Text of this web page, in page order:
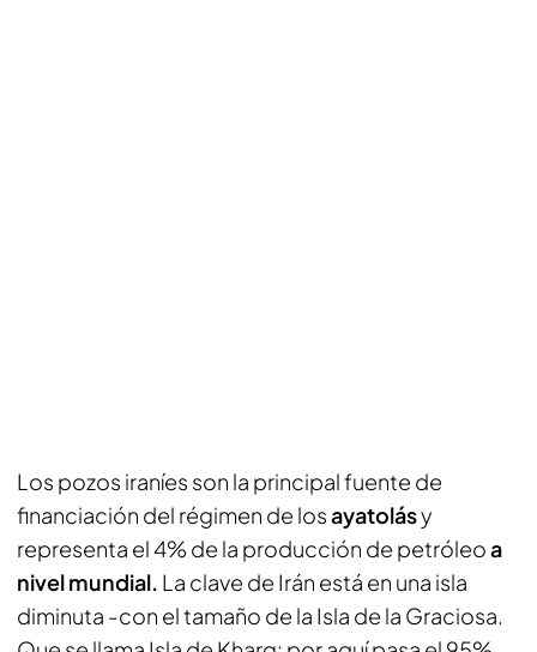
Los pozos iraníes son la principal fuente de
financiación del régimen de losayatolásy
representa el 4% de la producción de petróleoa
nivel mundial. La clave de Irán está en una isla
diminuta -con el tamaño de la Isla de la Graciosa.